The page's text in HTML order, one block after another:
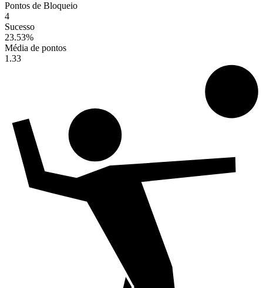
Pontos de Bloqueio
4
Sucesso
23.53%
Média de pontos
1.33